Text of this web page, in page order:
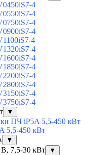
4
4
4
4
4
4
4
4
4
4
4
4
▼
ПЧ iP5A 5,5-450 кВт
5,5-450 кВт
▼
В, 7,5-30 кВт ▼